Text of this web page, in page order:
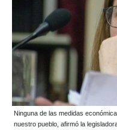
Ninguna de las medidas
nuestro pueblo, afirmó la